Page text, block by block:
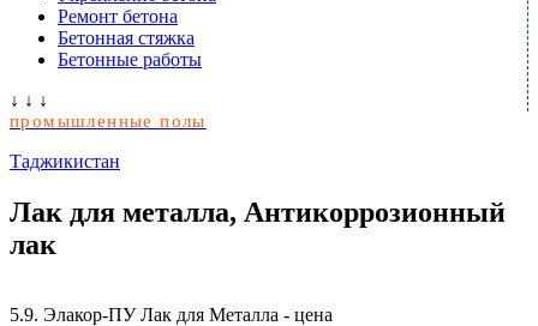
Ремонт бетона
Бетонная стяжка
Бетонные работы
↓ ↓ ↓
промышленные полы
Таджикистан
Лак для металла, Антикоррозионный
лак
5.9. Элакор-ПУ Лак для Металла - цена